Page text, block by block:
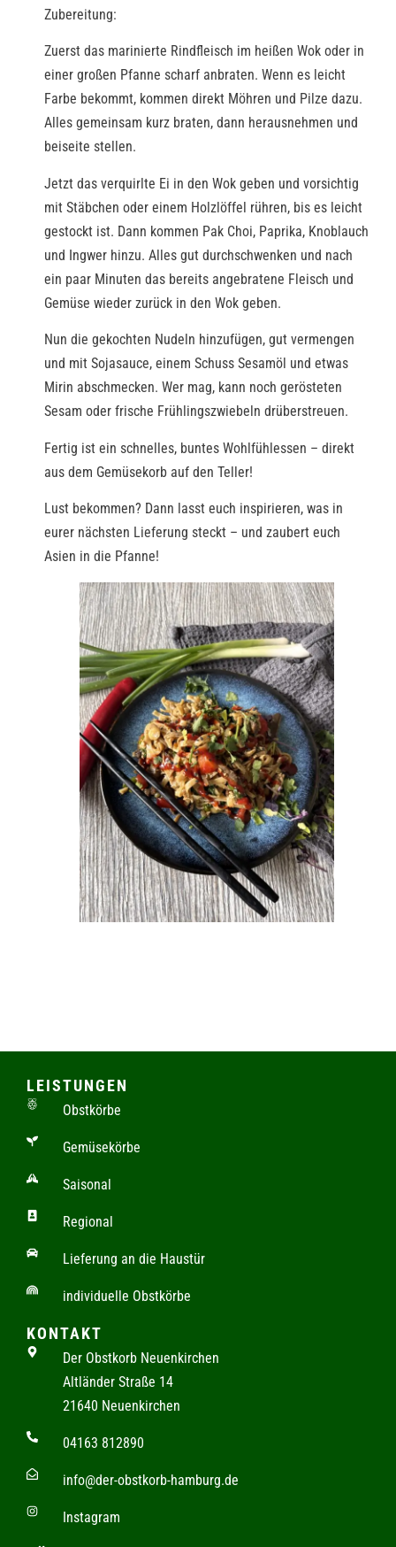
Zubereitung:
Zuerst das marinierte Rindfleisch im heißen Wok oder in
einer großen Pfanne scharf anbraten. Wenn es leicht
Farbe bekommt, kommen direkt Möhren und Pilze dazu.
Alles gemeinsam kurz braten, dann herausnehmen und
beiseite stellen.
Jetzt das verquirlte Ei in den Wok geben und vorsichtig
mit Stäbchen oder einem Holzlöffel rühren, bis es leicht
gestockt ist. Dann kommen Pak Choi, Paprika, Knoblauch
und Ingwer hinzu. Alles gut durchschwenken und nach
ein paar Minuten das bereits angebratene Fleisch und
Gemüse wieder zurück in den Wok geben.
Nun die gekochten Nudeln hinzufügen, gut vermengen
und mit Sojasauce, einem Schuss Sesamöl und etwas
Mirin abschmecken. Wer mag, kann noch gerösteten
Sesam oder frische Frühlingszwiebeln drüberstreuen.
Fertig ist ein schnelles, buntes Wohlfühlessen – direkt
aus dem Gemüsekorb auf den Teller!
Lust bekommen? Dann lasst euch inspirieren, was in
eurer nächsten Lieferung steckt – und zaubert euch
Asien in die Pfanne!
LEISTUNGEN
Obstkörbe
Gemüsekörbe
Saisonal
Regional
Lieferung an die Haustür
individuelle Obstkörbe
KONTAKT
Der Obstkorb Neuenkirchen
Altländer Straße 14
21640 Neuenkirchen
04163 812890
info@der-obstkorb-hamburg.de
Instagram